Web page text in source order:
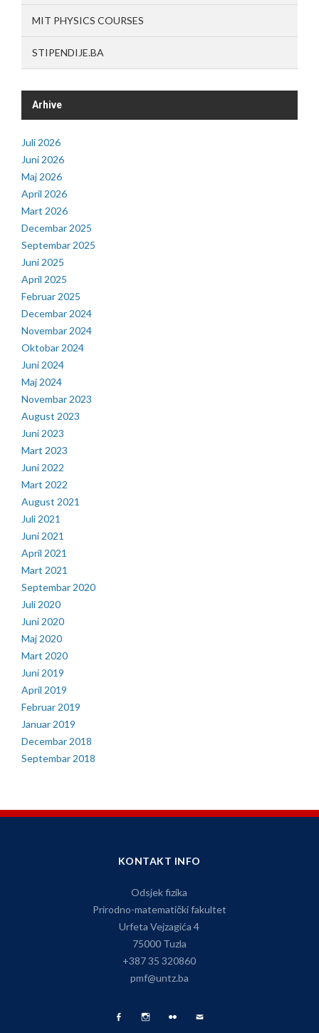
MIT PHYSICS COURSES
STIPENDIJE.BA
Arhive
Juli 2026
Juni 2026
Maj 2026
April 2026
Mart 2026
Decembar 2025
Septembar 2025
Juni 2025
April 2025
Februar 2025
Decembar 2024
Novembar 2024
Oktobar 2024
Juni 2024
Maj 2024
Novembar 2023
August 2023
Juni 2023
Mart 2023
Juni 2022
Mart 2022
August 2021
Juli 2021
Juni 2021
April 2021
Mart 2021
Septembar 2020
Juli 2020
Juni 2020
Maj 2020
Mart 2020
Juni 2019
April 2019
Februar 2019
Januar 2019
Decembar 2018
Septembar 2018
KONTAKT INFO
Odsjek fizika
Prirodno-matematički fakultet
Urfeta Vejzagića 4
75000 Tuzla
+387 35 320860
pmf@untz.ba